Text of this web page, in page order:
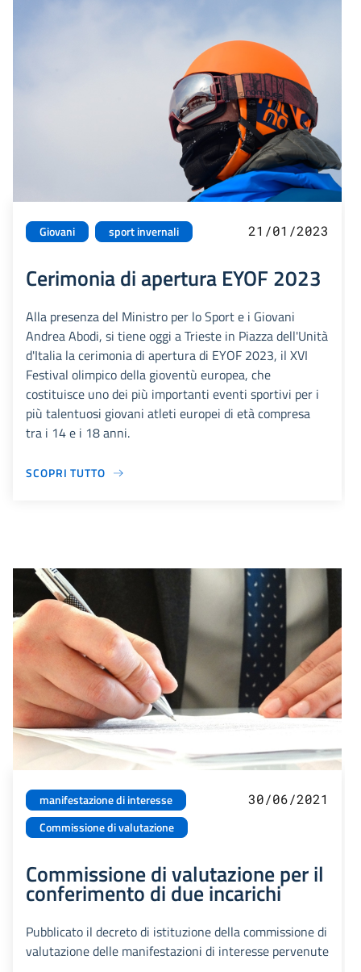
Giovani sport invernali 21/01/2023
Cerimonia di apertura EYOF 2023
Alla presenza del Ministro per lo Sport e i Giovani
Andrea Abodi, si tiene oggi a Trieste in Piazza dell'Unità
d'Italia la cerimonia di apertura di EYOF 2023, il XVI
Festival olimpico della gioventù europea, che
costituisce uno dei più importanti eventi sportivi per i
più talentuosi giovani atleti europei di età compresa
tra i 14 e i 18 anni.
SCOPRI TUTTO
manifestazione di interesse
Commissione di valutazione
30/06/2021
Commissione di valutazione per il
conferimento di due incarichi
Pubblicato il decreto di istituzione della commissione di
valutazione delle manifestazioni di interesse pervenute